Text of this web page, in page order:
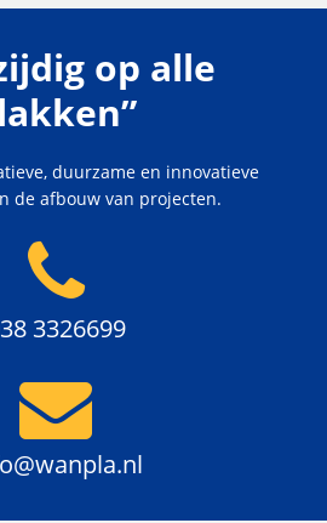
op alle
duurzame en innovatieve
de afbouw van projecten.
3326699